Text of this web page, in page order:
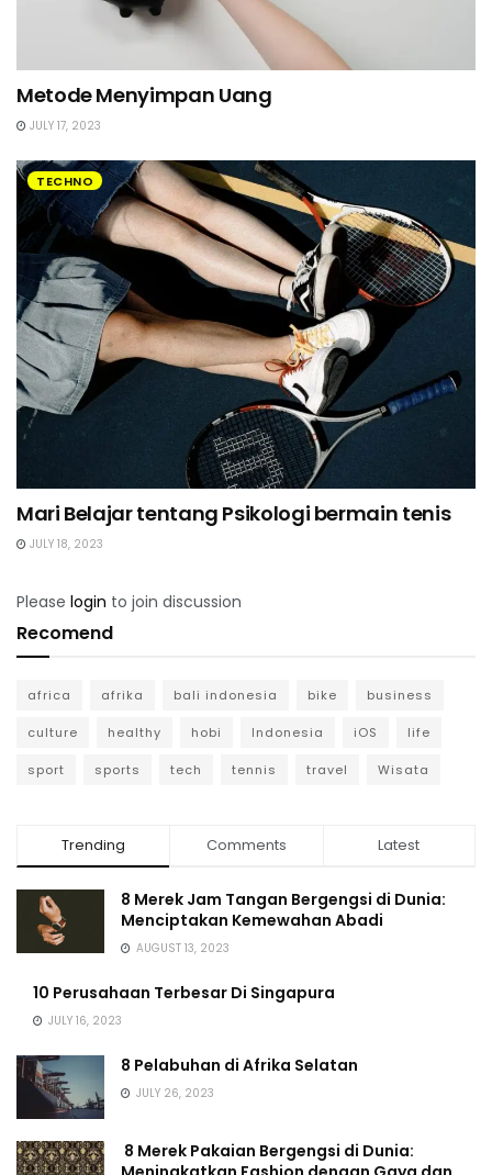
Metode Menyimpan Uang
JULY 17, 2023
TECHNO
Mari Belajar tentang Psikologi bermain tenis
JULY 18, 2023
Please login to join discussion
Recomend
africa afrika bali indonesia bike business
culture healthy hobi Indonesia iOS life
sport sports tech tennis travel Wisata
Trending Comments Latest
8 Merek Jam Tangan Bergengsi di Dunia:
Menciptakan Kemewahan Abadi
AUGUST 13, 2023
10 Perusahaan Terbesar Di Singapura
JULY 16, 2023
8 Pelabuhan di Afrika Selatan
JULY 26, 2023
8 Merek Pakaian Bergengsi di Dunia: